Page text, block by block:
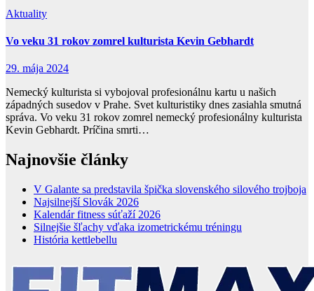
Aktuality
Vo veku 31 rokov zomrel kulturista Kevin Gebhardt
29. mája 2024
Nemecký kulturista si vybojoval profesionálnu kartu u našich
západných susedov v Prahe. Svet kulturistiky dnes zasiahla smutná
správa. Vo veku 31 rokov zomrel nemecký profesionálny kulturista
Kevin Gebhardt. Príčina smrti…
Najnovšie články
V Galante sa predstavila špička slovenského silového trojboja
Najsilnejší Slovák 2026
Kalendár fitness súťaží 2026
Silnejšie šľachy vďaka izometrickému tréningu
História kettlebellu